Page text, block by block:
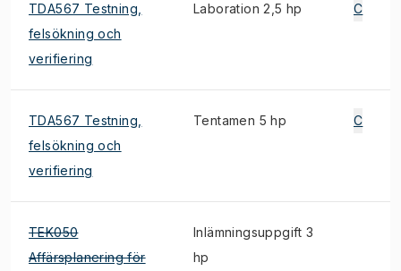
TDA567 Testning,
felsökning och
verifiering
Laboration 2,5 hp C
TDA567 Testning,
felsökning och
verifiering
Tentamen 5 hp C
TEK050
Affärsplanering för
Inlämningsuppgift 3
hp